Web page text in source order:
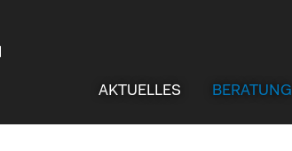
AKTUELLES BERATUNG